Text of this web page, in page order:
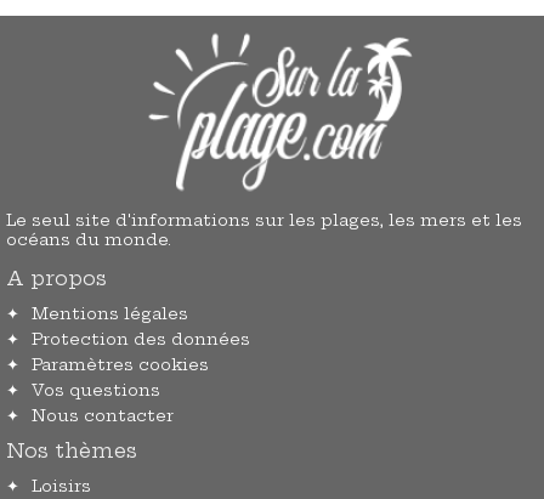
Le seul site d'informations sur les plages, les mers et les
océans du monde.
A propos
Mentions légales
Protection des données
Paramètres cookies
Vos questions
Nous contacter
Nos thèmes
Loisirs